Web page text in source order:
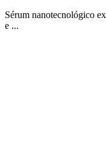
Sérum nanotecnológico
e ...